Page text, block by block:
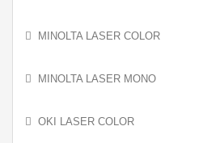
MINOLTA LASER COLOR
MINOLTA LASER MONO
OKI LASER COLOR